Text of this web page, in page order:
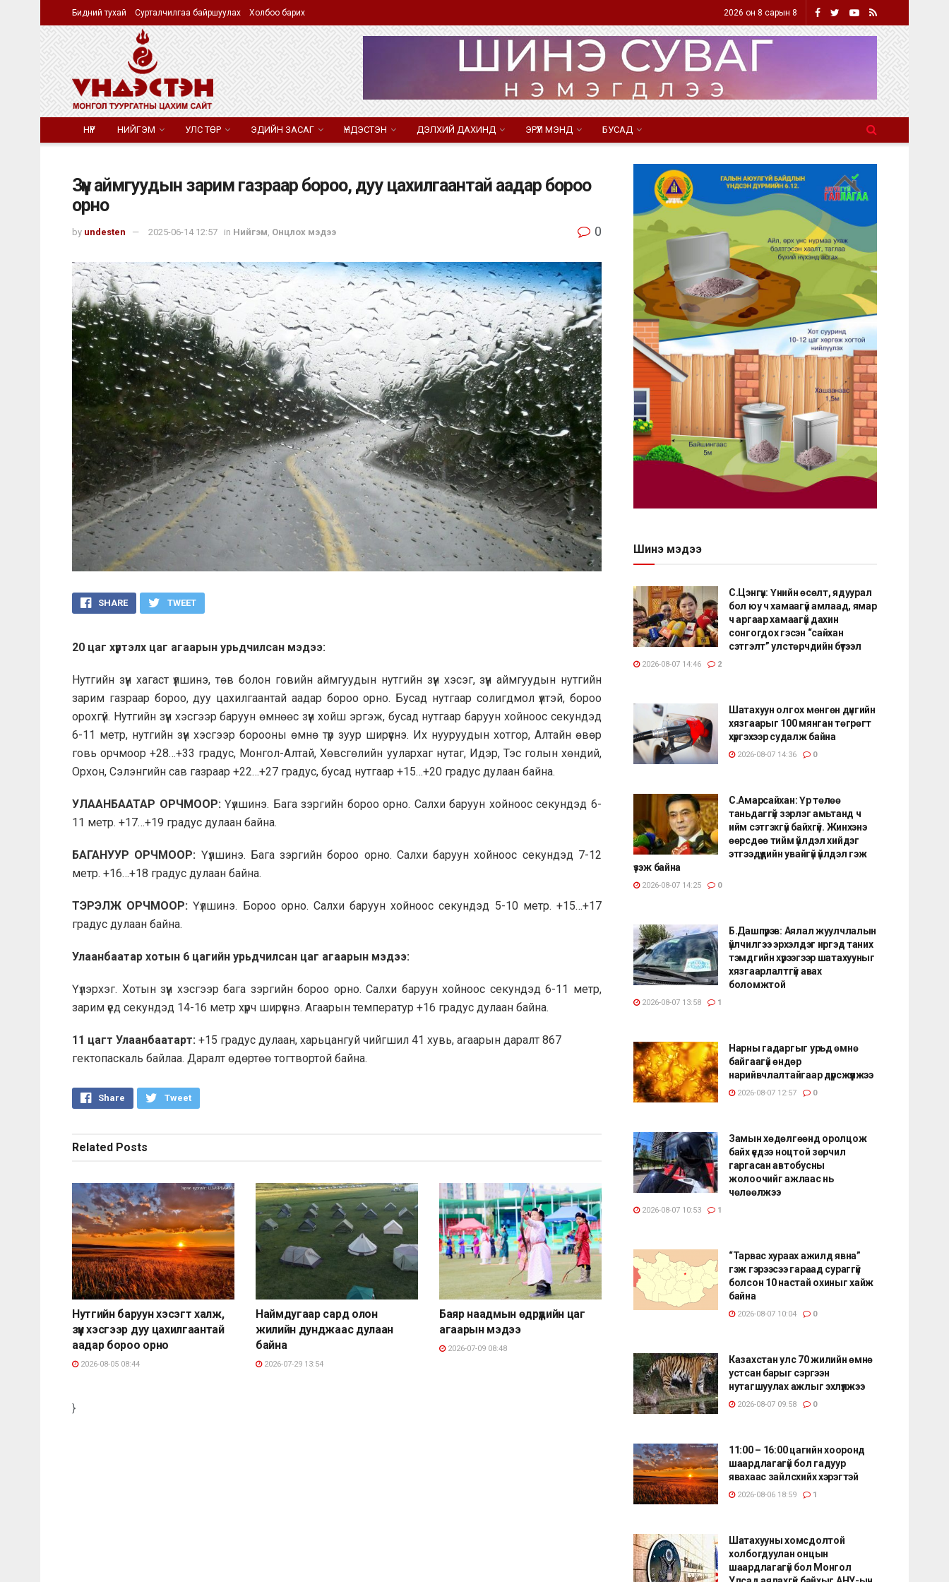
Бидний тухай Сурталчилгаа байршуулах Холбоо барих 2026 он 8 сарын 8
НҮҮР НИЙГЭМ УЛС ТӨР ЭДИЙН ЗАСАГ ҮНДЭСТЭН ДЭЛХИЙ ДАХИНД ЭРҮҮЛ МЭНД БУСАД
Зүүн аймгуудын зарим газраар бороо, дуу цахилгаантай аадар бороо
орно
by undesten 2025-06-14 12:57 in Нийгэм, Онцлох мэдээ 0
SHARE TWEET
20 цаг хүртэлх цаг агаарын урьдчилсан мэдээ:
Нутгийн зүүн хагаст үүлшинэ, төв болон говийн аймгуудын нутгийн зүүн хэсэг, зүүн аймгуудын нутгийн
зарим газраар бороо, дуу цахилгаантай аадар бороо орно. Бусад нутгаар солигдмол үүлтэй, бороо
орохгүй. Нутгийн зүүн хэсгээр баруун өмнөөс зүүн хойш эргэж, бусад нутгаар баруун хойноос секундэд
6-11 метр, нутгийн зүүн хэсгээр борооны өмнө түр зуур ширүүснэ. Их нууруудын хотгор, Алтайн өвөр
говь орчмоор +28…+33 градус, Монгол-Алтай, Хөвсгөлийн уулархаг нутаг, Идэр, Тэс голын хөндий,
Орхон, Сэлэнгийн сав газраар +22…+27 градус, бусад нутгаар +15…+20 градус дулаан байна.
УЛААНБААТАР ОРЧМООР:Үүлшинэ. Бага зэргийн бороо орно. Салхи баруун хойноос секундэд 6-
11 метр. +17…+19 градус дулаан байна.
БАГАНУУР ОРЧМООР: Үүлшинэ. Бага зэргийн бороо орно. Салхи баруун хойноос секундэд 7-12
метр. +16…+18 градус дулаан байна.
ТЭРЭЛЖ ОРЧМООР: Үүлшинэ. Бороо орно. Салхи баруун хойноос секундэд 5-10 метр. +15…+17
градус дулаан байна.
Улаанбаатар хотын 6 цагийн урьдчилсан цаг агаарын мэдээ:
Үүлэрхэг. Хотын зүүн хэсгээр бага зэргийн бороо орно. Салхи баруун хойноос секундэд 6-11 метр,
зарим үед секундэд 14-16 метр хүрч ширүүснэ. Агаарын температур +16 градус дулаан байна.
11 цагт Улаанбаатарт: +15 градус дулаан, харьцангуй чийгшил 41 хувь, агаарын даралт 867
гектопаскаль байлаа. Даралт өдөртөө тогтвортой байна.
Share Tweet
Related Posts
Нутгийн баруун хэсэгт халж,
зүүн хэсгээр дуу цахилгаантай
аадар бороо орно
2026-08-05 08:44
Наймдугаар сард олон
жилийн дунджаас дулаан
байна
2026-07-29 13:54
Баяр наадмын өдрүүдийн цаг
агаарын мэдээ
2026-07-09 08:48
}
Шинэ мэдээ
С.Цэнгүүн: Үнийн өсөлт, ядуурал
бол юу ч хамаагүй амлаад, ямар
ч аргаар хамаагүй дахин
сонгогдох гэсэн “сайхан
сэтгэлт” улстөрчдийн бүтээл
2026-08-07 14:46 2
Шатахуун олгох мөнгөн дүнгийн
хязгаарыг 100 мянган төгрөгт
хүргэхээр судалж байна
2026-08-07 14:36 0
С.Амарсайхан: Үр төлөө
таньдаггүй зэрлэг амьтанд ч
ийм сэтгэхгүй байхгүй. Жинхэнэ
өөрсдөө тийм үйлдэл хийдэг
этгээдүүдийн увайгүй үйлдэл гэж
үзэж байна
2026-08-07 14:25 0
Б.Дашпүрэв: Аялал жуулчлалын
үйлчилгээ эрхэлдэг иргэд таних
тэмдгийн хүрээгээр шатахууныг
хязгаарлалтгүй авах
боломжтой
2026-08-07 13:58 1
Нарны гадаргыг урьд өмнө
байгаагүй өндөр
нарийвчлалтайгаар дүрсжүүлжээ
2026-08-07 12:57 0
Замын хөдөлгөөнд оролцож
байх үедээ ноцтой зөрчил
гаргасан автобусны
жолоочийг ажлаас нь
чөлөөлжээ
2026-08-07 10:53 1
“Тарвас хураах ажилд явна”
гэж гэрээсээ гараад сураггүй
болсон 10 настай охиныг хайж
байна
2026-08-07 10:04 0
Казахстан улс 70 жилийн өмнө
устсан барыг сэргээн
нутагшуулах ажлыг эхлүүлжээ
2026-08-07 09:58 0
11:00 – 16:00 цагийн хооронд
шаардлагагүй бол гадуур
явахаас зайлсхийх хэрэгтэй
2026-08-06 18:59 1
Шатахууны хомсдолтой
холбогдуулан онцын
шаардлагагүй бол Монгол